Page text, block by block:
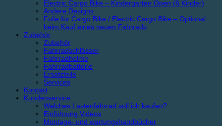
Electric Cargo Bike – Kindergarten Open (6 Kinder)
Andere Designs
Folie für Cargo Bike / Electric Cargo Bike – Optional
beim Kauf eines neuen Fahrrads
Zubehör
Zubehör
Fahrradschlösser
Fahrradhelme
Fahrradbatterie
Ersatzteile
Services
Kontakt
Kundenservice
Welches Lastenfahrrad soll ich kaufen?
Einführung Videos
Montage- und wartungshandbücher